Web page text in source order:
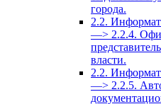
города.
2.2.
—> 2.2.4.
власти.
2.2.
—> 2.2.5.